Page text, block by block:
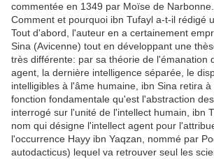
commentée en 1349 par Moïse de Narbonne.
Comment et pourquoi ibn Tufayl a-t-il rédigé
Tout d'abord, l'auteur en a certainement
Sina (Avicenne) tout en développant une
très différente: par sa théorie de l'émanation
agent, la dernière intelligence séparée, le
intelligibles à l'âme humaine, ibn Sina retira
fonction fondamentale qu'est l'abstraction
interrogé sur l'unité de l'intellect humain, ibn
nom qui désigne l'intellect agent pour
l'occurrence Hayy ibn Yaqzan, nommé par
autodacticus) lequel va retrouver seul les